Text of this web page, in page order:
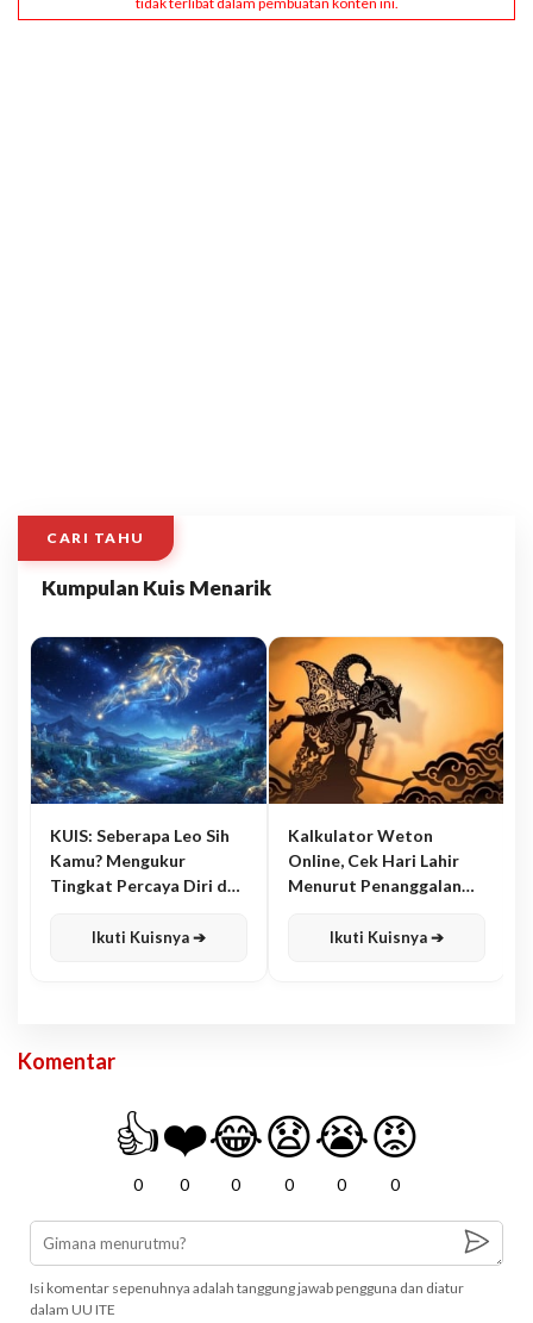
CARI TAHU
Kumpulan Kuis Menarik
KUIS: Seberapa Leo Sih
Kamu? Mengukur
Tingkat Percaya Diri dan
Ikuti Kuisnya ➔
Kalkulator Weton
Online, Cek Hari Lahir
Menurut Penanggalan
Ikuti Kuisnya ➔
Komentar
👍
0
❤️
0
😂
0
😧
0
😭
0
😡
0
Isi komentar sepenuhnya adalah tanggung jawab pengguna dan diatur
dalam UU ITE